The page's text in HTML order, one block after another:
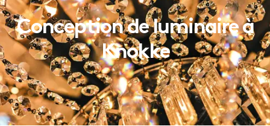
Conception de luminaire à
Knokke